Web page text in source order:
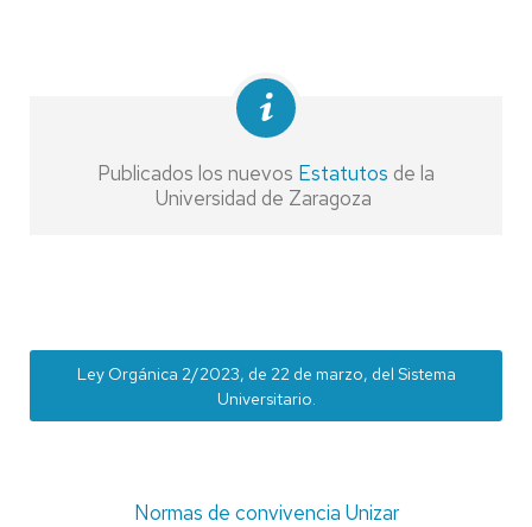
Publicados los nuevos Estatutos de la
Universidad de Zaragoza
Ley Orgánica 2/2023, de 22 de marzo, del Sistema
Universitario.
Normas de convivencia Unizar